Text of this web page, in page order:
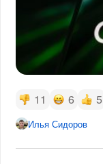
11 6 5
Илья Сидоров